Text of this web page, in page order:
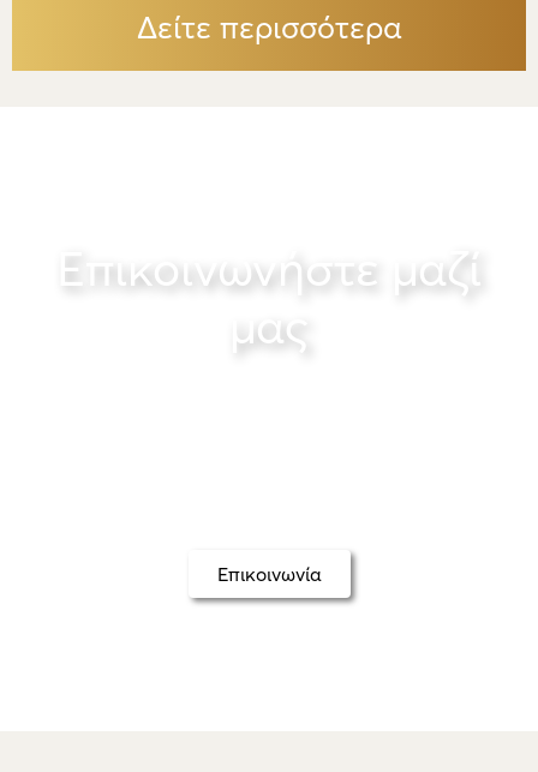
Δείτε περισσότερα
Επικοινωνήστε μαζί
μας
Επικοινωνία